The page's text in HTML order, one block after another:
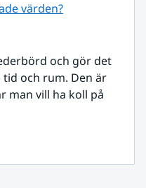
värden?
och gör det
och rum. Den är
man vill ha koll på